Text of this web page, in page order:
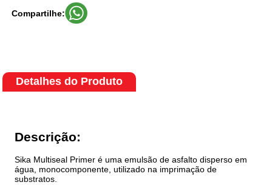
Compartilhe:
Detalhes do Produto
Descrição:
Sika Multiseal Primer é uma emulsão de asfalto disperso em
água, monocomponente, utilizado na imprimação de
substratos.